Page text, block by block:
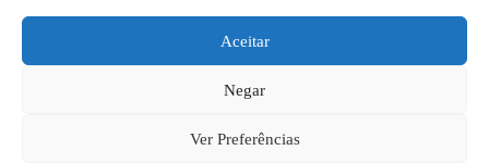
Aceitar
Negar
Ver Preferências
2025 - Todos os direitos reservados à
Layout da home e rodapé criado por